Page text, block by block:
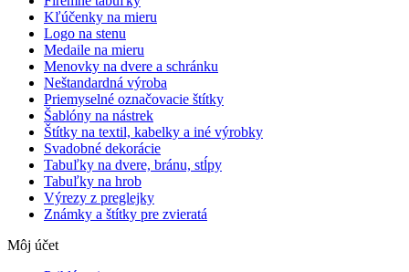
Kľúčenky na mieru
Logo na stenu
Medaile na mieru
Menovky na dvere a schránku
Neštandardná výroba
Priemyselné označovacie štítky
Šablóny na nástrek
Štítky na textil, kabelky a iné výrobky
Svadobné dekorácie
Tabuľky na dvere, bránu, stĺpy
Tabuľky na hrob
Výrezy z preglejky
Známky a štítky pre zvieratá
Môj účet